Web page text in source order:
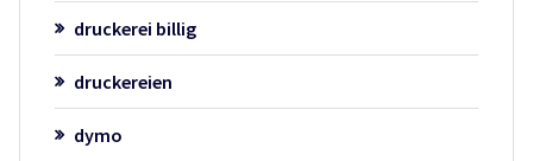
druckerei billig
druckereien
dymo